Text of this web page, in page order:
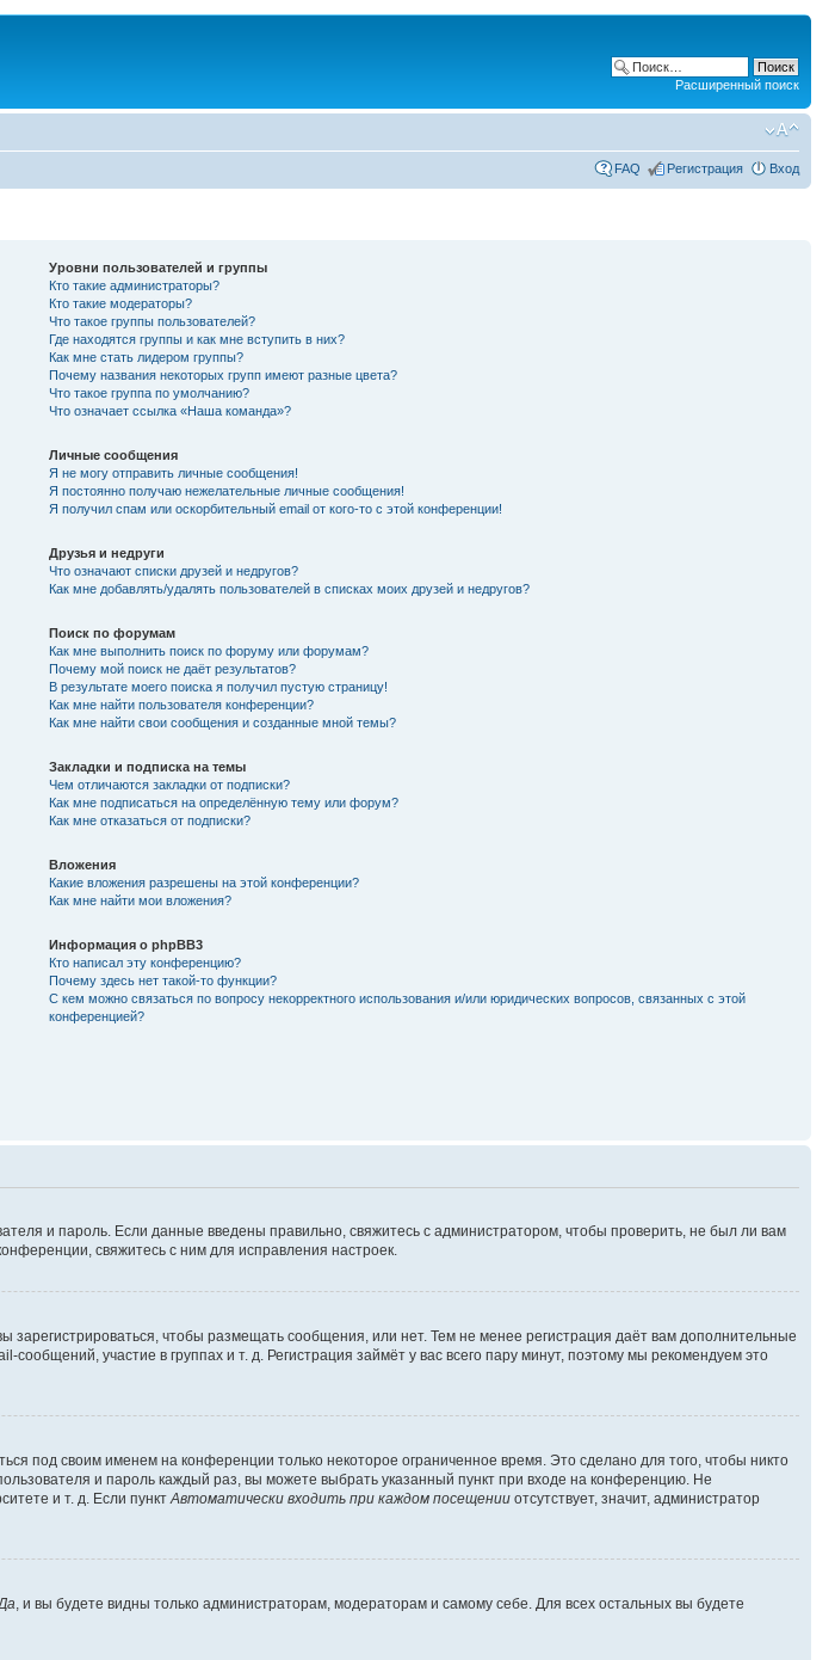
Расширенный поиск
FAQ Регистрация Вход
Уровни пользователей и группы
Кто такие администраторы?
Кто такие модераторы?
Что такое группы пользователей?
Где находятся группы и как мне вступить в них?
Как мне стать лидером группы?
Почему названия некоторых групп имеют разные цвета?
Что такое группа по умолчанию?
Что означает ссылка «Наша команда»?
Личные сообщения
Я не могу отправить личные сообщения!
Я постоянно получаю нежелательные личные сообщения!
Я получил спам или оскорбительный email от кого-то с этой конференции!
Друзья и недруги
Что означают списки друзей и недругов?
Как мне добавлять/удалять пользователей в списках моих друзей и недругов?
Поиск по форумам
Как мне выполнить поиск по форуму или форумам?
Почему мой поиск не даёт результатов?
В результате моего поиска я получил пустую страницу!
Как мне найти пользователя конференции?
Как мне найти свои сообщения и созданные мной темы?
Закладки и подписка на темы
Чем отличаются закладки от подписки?
Как мне подписаться на определённую тему или форум?
Как мне отказаться от подписки?
Вложения
Какие вложения разрешены на этой конференции?
Как мне найти мои вложения?
Информация о phpBB3
Кто написал эту конференцию?
Почему здесь нет такой-то функции?
С кем можно связаться по вопросу некорректного использования и/или юридических вопросов, связанных с этой
конференцией?
и пароль. Если данные введены правильно, свяжитесь с администратором, чтобы проверить, не был ли вам
свяжитесь с ним для исправления настроек.
чтобы размещать сообщения, или нет. Тем не менее регистрация даёт вам дополнительные
участие в группах и т. д. Регистрация займёт у вас всего пару минут, поэтому мы рекомендуем это
под своим именем на конференции только некоторое ограниченное время. Это сделано для того, чтобы никто
и пароль каждый раз, вы можете выбрать указанный пункт при входе на конференцию. Не
и т. д. Если пункт Автоматически входить при каждом посещении отсутствует, значит, администратор
, и вы будете видны только администраторам, модераторам и самому себе. Для всех остальных вы будете